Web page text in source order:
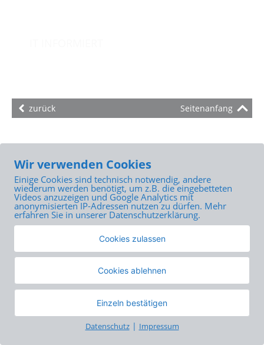
zurück Seitenanfang
Wir verwenden Cookies
Einige Cookies sind technisch notwendig, andere
wiederum werden benötigt, um z.B. die eingebetteten
Videos anzuzeigen und Google Analytics mit
anonymisierten IP-Adressen nutzen zu dürfen. Mehr
erfahren Sie in unserer Datenschutzerklärung.
Cookies zulassen
Cookies ablehnen
Einzeln bestätigen
Datenschutz| Impressum